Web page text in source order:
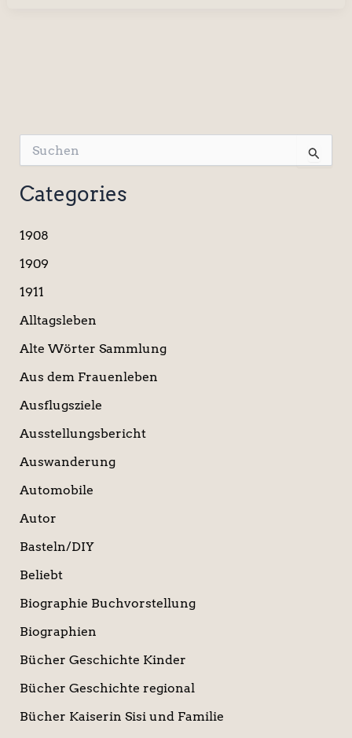
u
c
h
n
a
h
Categories
1908
1909
1911
Alltagsleben
Alte Wörter Sammlung
Aus dem Frauenleben
Ausflugsziele
Ausstellungsbericht
Auswanderung
Automobile
Autor
Basteln/DIY
Beliebt
Biographie Buchvorstellung
Biographien
Bücher Geschichte Kinder
Bücher Geschichte regional
Bücher Kaiserin Sisi und Familie